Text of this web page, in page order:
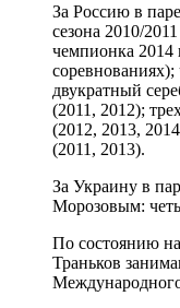
За Россию в
сезона 2010/
чемпионка
двукратный
(2011, 2012);
(2012, 2013,
(2011, 2013).
За Украину в
Морозовым:
По состоянию
Траньков